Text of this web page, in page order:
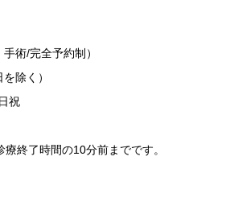
術/完全予約制）
除く）
祝
終了時間の10分前までです。